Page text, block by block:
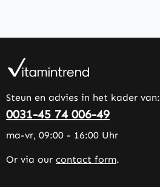
Steun en advies in het kader van:
0031-45 74 006-49
ma-vr, 09:00 - 16:00 Uhr
Or via our contact form.